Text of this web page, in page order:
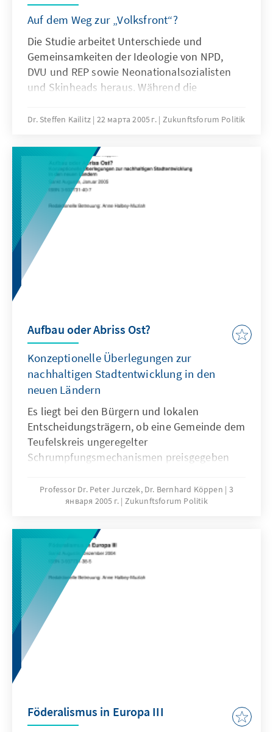
Auf dem Weg zur „Volksfront“?
Die Studie arbeitet Unterschiede und
Gemeinsamkeiten der Ideologie von NPD,
DVU und REP sowie Neonationalsozialisten
und Skinheads heraus. Während die
eint, zeigen sich Unterschiede im Grad der
und gesellschaftspolitischen Vorstellungen.
Dr. Steffen Kailitz 22 марта 2005 г. Zukunftsforum Politik
Aufbau oder Abriss Ost?
Konzeptionelle Überlegungen zur
nachhaltigen Stadtentwicklung in den
neuen Ländern
Es liegt bei den Bürgern und lokalen
Entscheidungsträgern, ob eine Gemeinde dem
Teufelskreis ungeregelter
Schrumpfungsmechanismen preisgegeben
Umbauprozess zwar eine schlankere, aber
unter Umständen sogar qualitätsvollere Stadt
neben der Hilfestellung durch Bund und
Länder ein hohes Maß an Engagement,
Kreativität und Ausdauer.
Professor Dr. Peter Jurczek, Dr. Bernhard Köppen
3
января 2005 г. Zukunftsforum Politik
Föderalismus in Europa III